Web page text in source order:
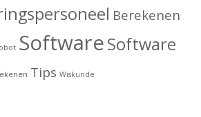
Berekenen
SoftwareSoftware
Tips Wiskunde